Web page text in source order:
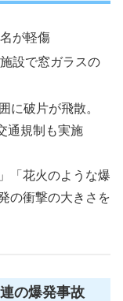
が軽傷
設で窓ガラスの
に破片が飛散。
通規制も実施
「花火のような爆
の衝撃の大きさを
の爆発事故